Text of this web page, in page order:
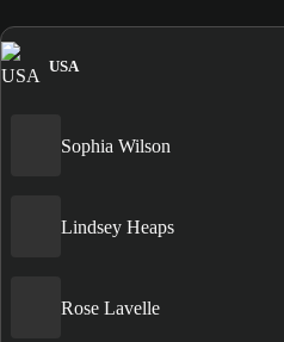
USA
Sophia Wilson
Lindsey Heaps
Rose Lavelle